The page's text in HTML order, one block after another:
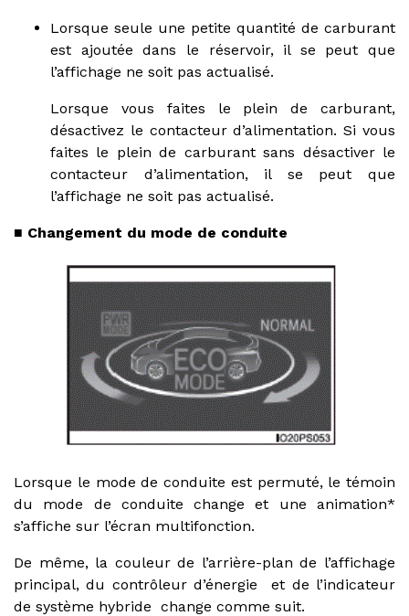
Lorsque seule une petite quantité de carburant
est ajoutée dans le réservoir, il se peut que
l’affichage ne soit pas actualisé.
Lorsque vous faites le plein de carburant,
désactivez le contacteur d’alimentation. Si vous
faites le plein de carburant sans désactiver le
contacteur d’alimentation, il se peut que
l’affichage ne soit pas actualisé.
■ Changement du mode de conduite
Lorsque le mode de conduite est permuté, le témoin
du mode de conduite change et une animation*
s’affiche sur l’écran multifonction.
De même, la couleur de l’arrière-plan de l’affichage
principal, du contrôleur d’énergie et de l’indicateur
de système hybride change comme suit.